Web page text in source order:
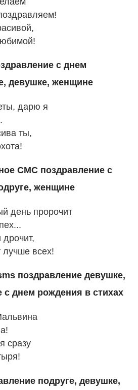
с днем
девушке, женщине
дарю я
ты,
СМС поздравление с
женщине
день пророчит
лучше всех!
поздравление девушке,
с днем рождения в стихах
сразу
подруге, девушке,